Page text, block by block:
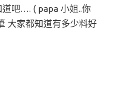
道吧…. ( papa 小姐..你
大家都知道有多少料好